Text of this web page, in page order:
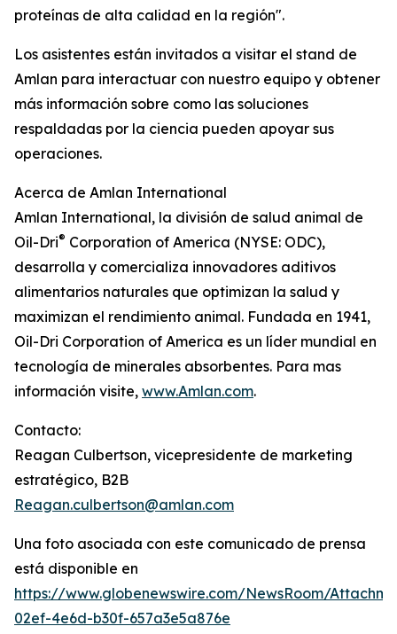
proteínas de alta calidad en la región".
Los asistentes están invitados a visitar el stand de
Amlan para interactuar con nuestro equipo y obtener
más información sobre como las soluciones
respaldadas por la ciencia pueden apoyar sus
operaciones.
Acerca de Amlan International
Amlan International, la división de salud animal de
Oil-Dri® Corporation of America (NYSE: ODC),
desarrolla y comercializa innovadores aditivos
alimentarios naturales que optimizan la salud y
maximizan el rendimiento animal. Fundada en 1941,
Oil-Dri Corporation of America es un líder mundial en
tecnología de minerales absorbentes. Para mas
información visite, www.Amlan.com.
Contacto:
Reagan Culbertson, vicepresidente de marketing
estratégico, B2B
Reagan.culbertson@amlan.com
Una foto asociada con este comunicado de prensa
está disponible en
https://www.globenewswire.com/NewsRoom/
02ef-4e6d-b30f-657a3e5a876e